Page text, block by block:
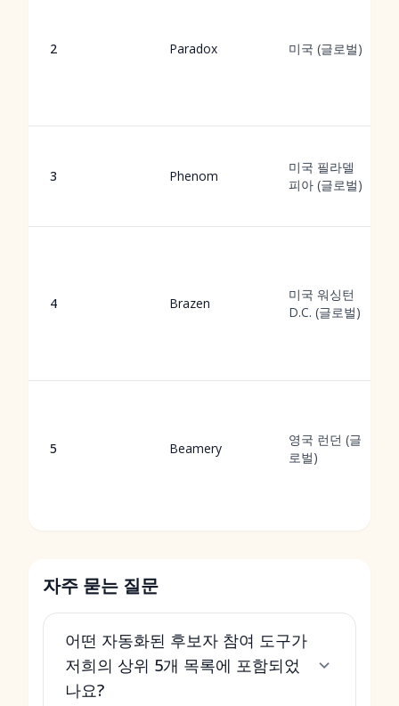
2 Paradox 미국 (글로벌)
3 Phenom
미국 필라델
피아 (글로벌)
4 Brazen
미국 워싱턴
D.C. (글로벌)
5 Beamery
영국 런던 (글
로벌)
자주 묻는 질문
어떤 자동화된 후보자 참여 도구가
저희의 상위 5개 목록에 포함되었
나요?